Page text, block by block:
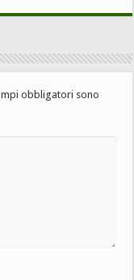
obbligatori sono